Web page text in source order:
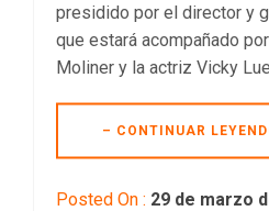
presidido por el director y
que estará acompañado
Moliner y la actriz Vicky
– CONTINUAR
Posted On : 29 de marzo